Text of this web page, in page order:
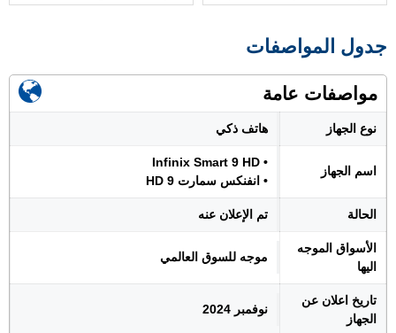
جدول المواصفات
مواصفات عامة
نوع الجهاز هاتف ذكي
اسم الجهاز
• Infinix Smart 9 HD
• انفنكس سمارت 9 HD
الحالة تم الإعلان عنه
الأسواق الموجه
اليها
موجه للسوق العالمي
تاريخ اعلان عن
الجهاز
نوفمبر 2024